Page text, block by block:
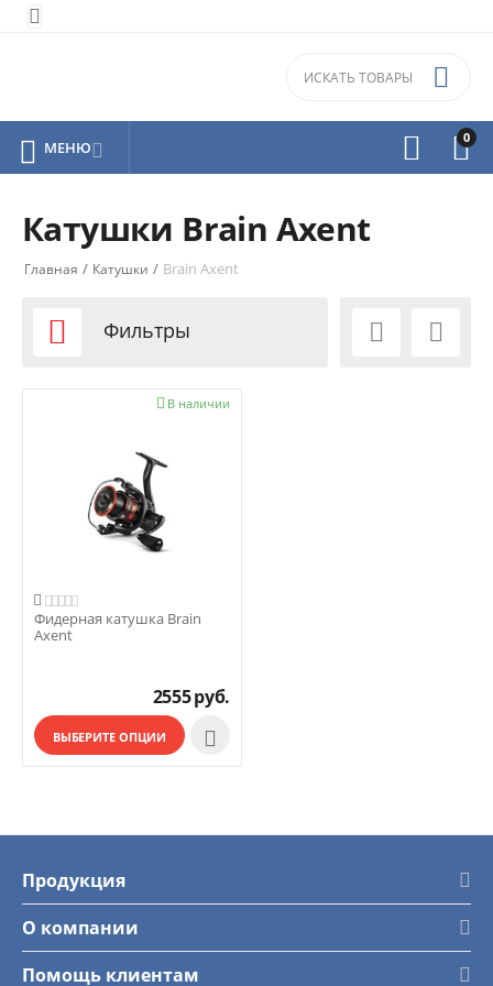

0



 МЕНЮ
Катушки Brain Axent
Главная / Катушки / Brain Axent
 Фильтры  
В наличии


Фидерная катушка Brain
Axent
2555руб.
ВЫБЕРИТЕ ОПЦИИ 
Продукция
О компании
Помощь клиентам